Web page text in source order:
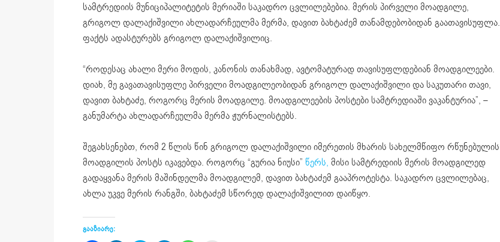
სამტრედიის მუნიციპალიტეტის მერიაში საკადრო ცვლილებებია. მერის პირველი მოადგილე,
გრიგოლ დალაქიშვილი ახლადარჩეულმა მერმა, დავით ბახტაძემ თანამდებობიდან გაათავისუფლა.
ფაქტს ადასტურებს გრიგოლ დალაქიშვილიც.
“როდესაც ახალი მერი მოდის, კანონის თანახმად, ავტომატურად თავისუფლდებიან მოადგილეები.
დიახ, მე გავათავისუფლე პირველი მოადგილეობიდან გრიგოლ დალაქიშვილი და საკუთარი თავი,
დავით ბახტაძე, როგორც მერის მოადგილე. მოადგილეების პოსტები სამტრედიაში ვაკანტურია”, –
განუმარტა ახლადარჩეულმა მერმა ჟურნალისტებს.
შეგახსენებთ, რომ 2 წლის წინ გრიგოლ დალაქიშვილი იმერეთის მხარის სახელმწიფო რწუნებულის
მოადგილის პოსტს იკავებდა. როგორც “გურია ნიუსი” წერს, მისი სამტრედიის მერის მოადგილედ
გადაყვანა მერის მაშინდელმა მოადგილემ, დავით ბახტაძემ გააპროტესტა. საკადრო ცვლილებაც,
ახლა უკვე მერის რანგში, ბახტაძემ სწორედ დალაქიშვილით დაიწყო.
გააზიარე: